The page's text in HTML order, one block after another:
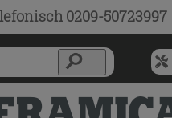
0209-50723997